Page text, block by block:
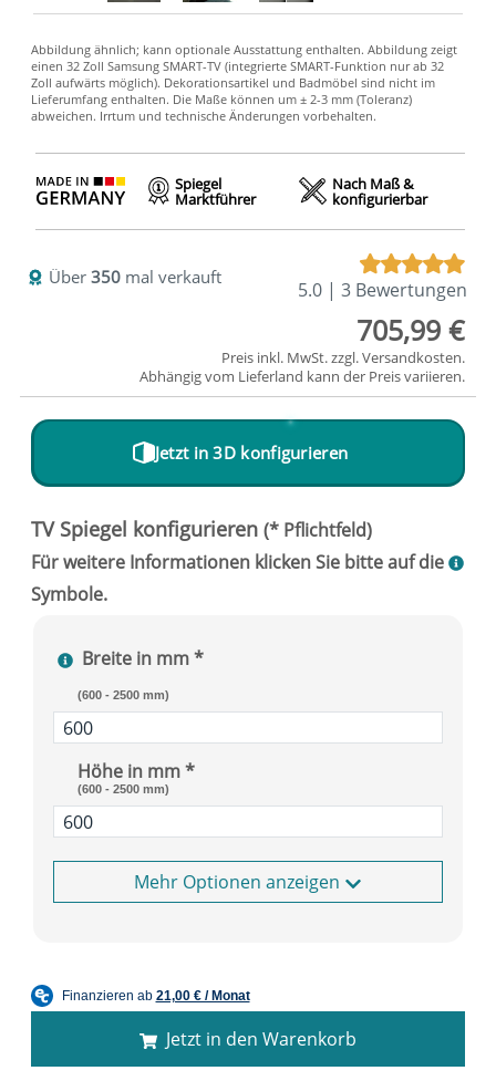
Spiegel
Marktführer
Nach Maß &
konfigurierbar
Über 350 mal verkauft
5.0 | 3 Bewertungen
705,99 €
Preis inkl. MwSt. zzgl.Versandkosten.
Abhängig vom Lieferland kann der Preis variieren.
Jetzt in 3D konfigurieren
Breite in mm *
(600 - 2500 mm)
Höhe in mm *
(600 - 2500 mm)
Optionen anzeigen
Jetzt in den Warenkorb